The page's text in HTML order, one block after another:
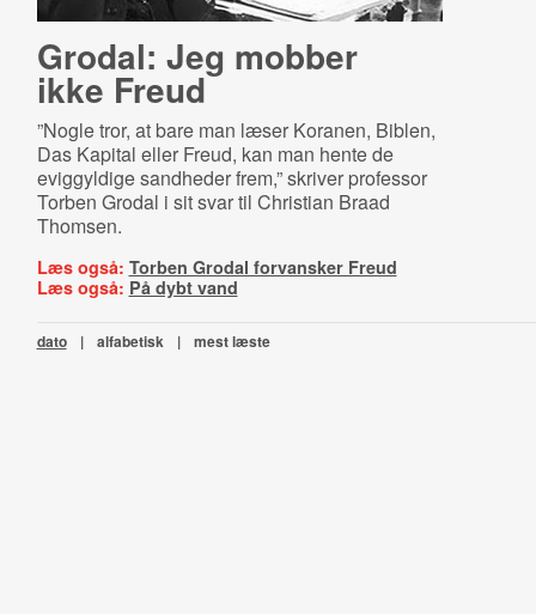
Grodal: Jeg mobber
ikke Freud
”Nogle tror, at bare man læser Koranen, Biblen,
Das Kapital eller Freud, kan man hente de
eviggyldige sandheder frem,” skriver professor
Torben Grodal i sit svar til Christian Braad
Thomsen.
Læs også: Torben Grodal forvansker Freud
Læs også: På dybt vand
dato | alfabetisk | mest læste